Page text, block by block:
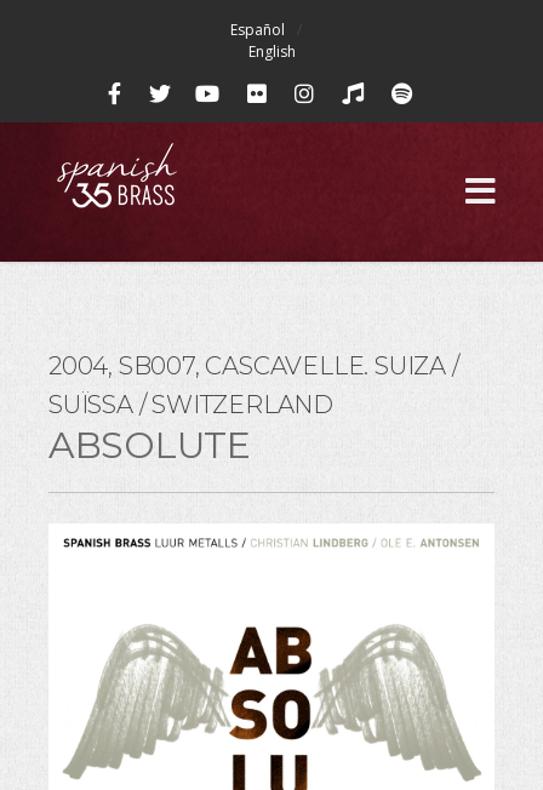
Español
English
2004, SB007, CASCAVELLE. SUIZA /
SUÏSSA / SWITZERLAND
ABSOLUTE